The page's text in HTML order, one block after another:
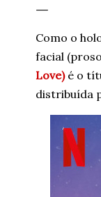
Como o
facial
Love)é o
distribuída